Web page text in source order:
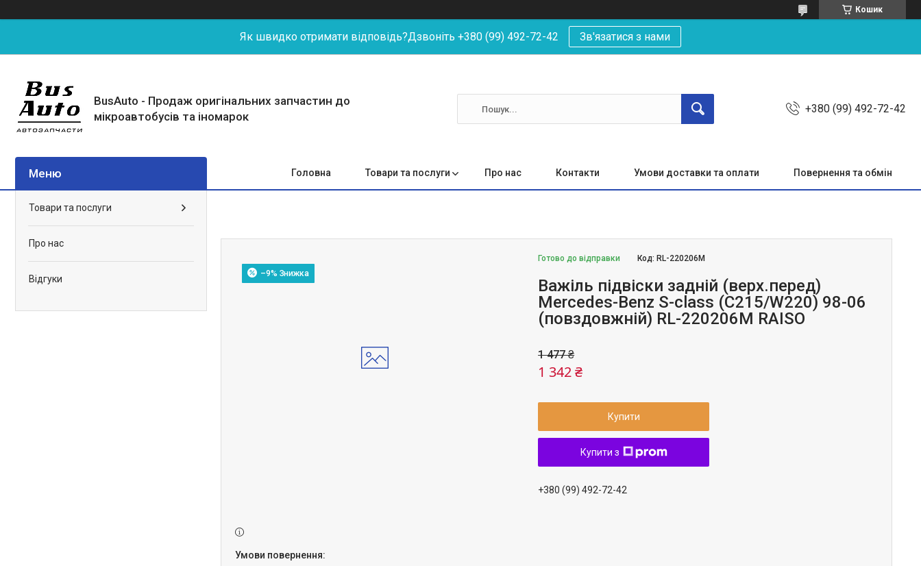
Кошик
Як швидко отримати відповідь?Дзвоніть +380 (99) 492-72-42 Зв'язатися з нами
BusAuto - Продаж оригінальних запчастин до
мікроавтобусів та іномарок
+380 (99) 492-72-42
Головна Товари та послуги Про нас Контакти Умови доставки та оплати Повернення та обмін
–9%
Готово до відправки Код: RL-220206M
Важіль підвіски задній (верх.перед)
Mercedes-Benz S-class (C215/W220) 98-06
(повздовжній) RL-220206M RAISO
1 477 ₴
1 342 ₴
Купити
Купити з
+380 (99) 492-72-42
Товари та послуги
Про нас
Відгуки